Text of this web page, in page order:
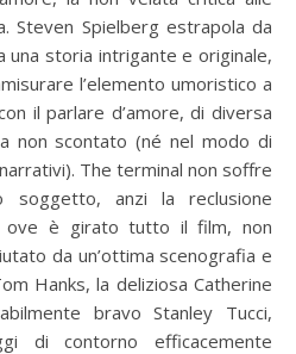
Steven Spielberg estrapola da
una storia intrigante e originale,
l’elemento umoristico a
il parlare d’amore, di diversa
non scontato (né nel modo di
The terminal non soffre
soggetto, anzi la reclusione
ove è girato tutto il film, non
da un’ottima scenografia e
Hanks, la deliziosa Catherine
bravo Stanley Tucci,
di contorno efficacemente